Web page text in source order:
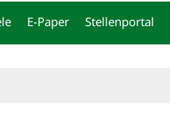
E-Paper Stellenportal